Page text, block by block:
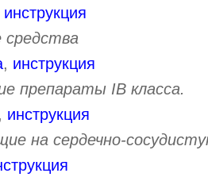
инструкция
средства
, инструкция
препараты IВ класса.
, инструкция
на сердечно-